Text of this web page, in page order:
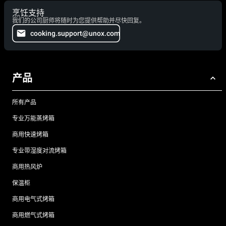
烹饪支持
我们的公司厨师将随时为您提供帮助并尽快回复。
cooking.support@unox.com
产品
所有产品
专业万能蒸烤箱
商用快速烤箱
专业带湿度对流烤箱
商用热风炉
保温柜
商用电气式烤箱
商用燃气式烤箱